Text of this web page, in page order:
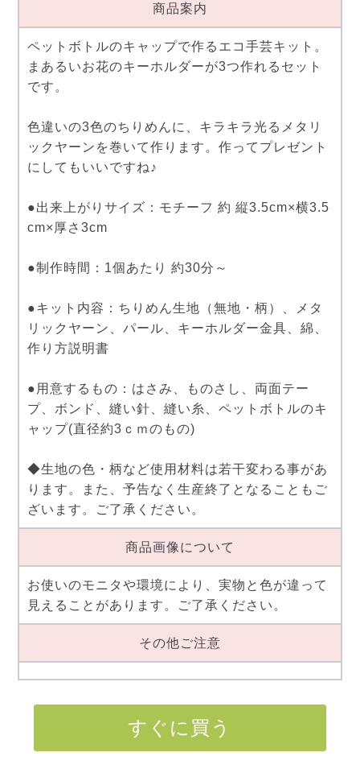
商品案内
ペットボトルのキャップで作るエコ手芸キット。
まあるいお花のキーホルダーが3つ作れるセット
です。
色違いの3色のちりめんに、キラキラ光るメタリ
ックヤーンを巻いて作ります。作ってプレゼント
にしてもいいですね♪
●出来上がりサイズ：モチーフ 約 縦3.5cm×横3.5
cm×厚さ3cm
●制作時間：1個あたり 約30分～
●キット内容：ちりめん生地（無地・柄）、メタ
リックヤーン、パール、キーホルダー金具、綿、
作り方説明書
●用意するもの：はさみ、ものさし、両面テー
プ、ボンド、縫い針、縫い糸、ペットボトルのキ
ャップ(直径約3ｃｍのもの)
◆生地の色・柄など使用材料は若干変わる事があ
ります。また、予告なく生産終了となることもご
ざいます。ご了承ください。
商品画像について
お使いのモニタや環境により、実物と色が違って
見えることがあります。ご了承ください。
その他ご注意
すぐに買う